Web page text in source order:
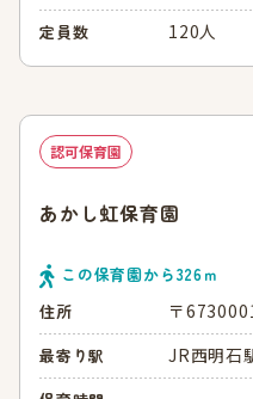
定員数 120人
認可保育園
あかし虹保育園
この保育園から326ｍ
住所
〒
最寄り駅 JR西明石